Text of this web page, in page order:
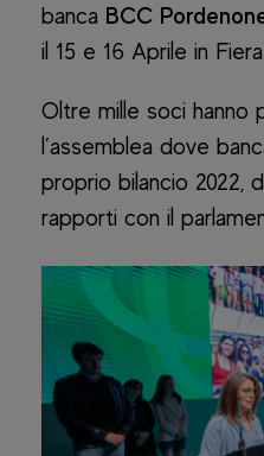
banca BCC
il 15 e 16 Aprile in
Oltre mille soci hanno
l’assemblea dove
proprio bilancio 2022,
rapporti con il